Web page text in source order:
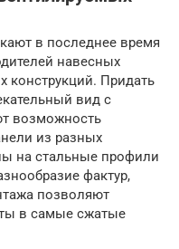
в последнее время
навесных
конструкций. Придать
вид с
возможность
из разных
на стальные профили
фактур,
позволяют
в самые сжатые